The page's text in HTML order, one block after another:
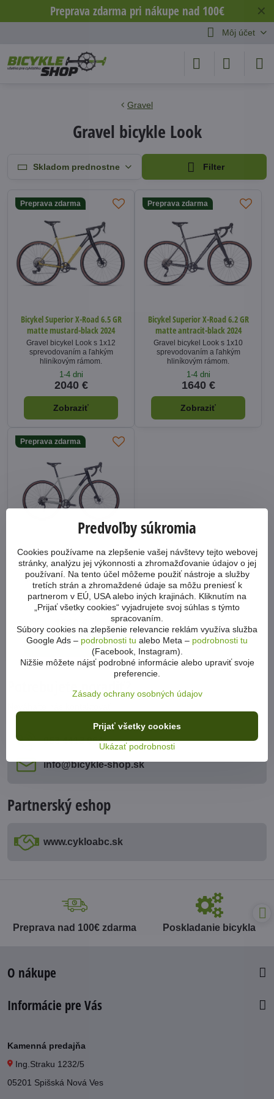
✕
Preprava zdarma pri nákupe nad 100€
Môj účet
Gravel
Gravel bicykle Look
Skladom prednostne Filter
Preprava zdarma
Bicykel Superior X-Road 6.5 GR
matte mustard-black 2024
Gravel bicykel Look s 1x12
sprevodovaním a ľahkým
hliníkovým rámom.
1-4 dni
2040 €
Zobraziť
Preprava zdarma
Bicykel Superior X-Road 6.2 GR
matte antracit-black 2024
Gravel bicykel Look s 1x10
sprevodovaním a ľahkým
hliníkovým rámom.
1-4 dni
1640 €
Zobraziť
Preprava zdarma
Bicykel Superior XR 6.3 GR matte
greengrey-black 2025
Gravel bicykel Look s 1x10
sprevodovaním a ľahkým
hliníkovým rámom.
1-4 dni
1630 €
Zobraziť
Potrebujete poradiť?
053 4413 064
info​@bicykle-shop​.sk
Partnerský eshop
www​.cykloabc​.sk
Preprava nad 100€ zdarma Poskladanie bicykla
O nákupe
Informácie pre Vás
Kamenná predajňa
Ing.Straku 1232/5
05201 Spišská Nová Ves
Predvoľby súkromia
Cookies používame na zlepšenie vašej návštevy tejto webovej
stránky, analýzu jej výkonnosti a zhromažďovanie údajov o jej
používaní. Na tento účel môžeme použiť nástroje a služby
tretích strán a zhromaždené údaje sa môžu preniesť k
partnerom v EÚ, USA alebo iných krajinách. Kliknutím na
„Prijať všetky cookies“ vyjadrujete svoj súhlas s týmto
spracovaním.
Súbory cookies na zlepšenie relevancie reklám využíva služba
Google Ads – podrobnosti tu alebo Meta – podrobnosti tu
(Facebook, Instagram).
Nižšie môžete nájsť podrobné informácie alebo upraviť svoje
preferencie.
Zásady ochrany osobných údajov
Ukázať podrobnosti
Prijať všetky cookies